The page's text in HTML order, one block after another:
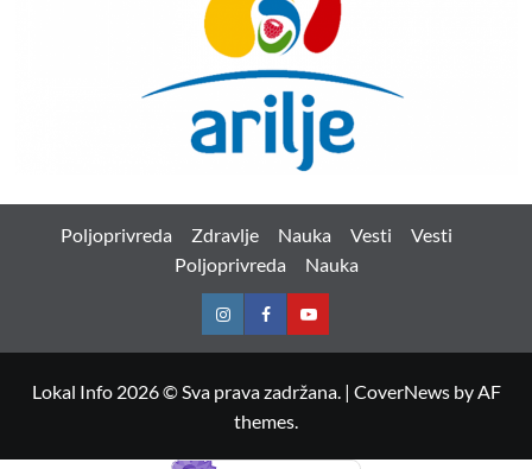
Poljoprivreda Zdravlje Nauka Vesti
Vesti
Poljoprivreda
Nauka
InstagramFacebookYoutube
Lokal Info 2026 © Sva prava zadržana. | CoverNewsby AF
themes.